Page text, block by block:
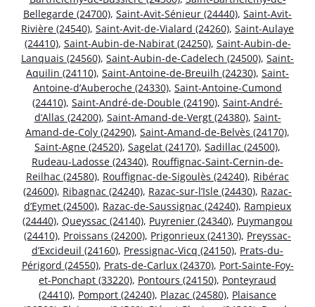
Bellegarde (24700), Saint-Avit-Sénieur (24440), Saint-Avit-
Rivière (24540), Saint-Avit-de-Vialard (24260), Saint-Aulaye
(24410), Saint-Aubin-de-Nabirat (24250), Saint-Aubin-de-
Lanquais (24560), Saint-Aubin-de-Cadelech (24500), Saint-
Aquilin (24110), Saint-Antoine-de-Breuilh (24230), Saint-
Antoine-d’Auberoche (24330), Saint-Antoine-Cumond
(24410), Saint-André-de-Double (24190), Saint-André-
d’Allas (24200), Saint-Amand-de-Vergt (24380), Saint-
Amand-de-Coly (24290), Saint-Amand-de-Belvès (24170),
Saint-Agne (24520), Sagelat (24170), Sadillac (24500),
Rudeau-Ladosse (24340), Rouffignac-Saint-Cernin-de-
Reilhac (24580), Rouffignac-de-Sigoulès (24240), Ribérac
(24600), Ribagnac (24240), Razac-sur-l’Isle (24430), Razac-
d’Eymet (24500), Razac-de-Saussignac (24240), Rampieux
(24440), Queyssac (24140), Puyrenier (24340), Puymangou
(24410), Proissans (24200), Prigonrieux (24130), Preyssac-
d’Excideuil (24160), Pressignac-Vicq (24150), Prats-du-
Périgord (24550), Prats-de-Carlux (24370), Port-Sainte-Foy-
et-Ponchapt (33220), Pontours (24150), Ponteyraud
(24410), Pomport (24240), Plazac (24580), Plaisance